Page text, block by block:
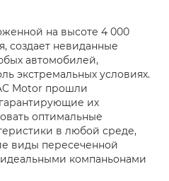
на высоте 4 000
создает невиданные
автомобилей,
экстремальных условиях.
Motor прошли
их
оптимальные
в любой среде,
виды пересеченной
идеальными компаньонами